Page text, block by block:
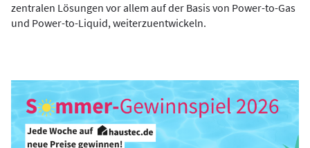
zentralen Lösungen vor allem auf der Basis von Power-to-Gas
und Power-to-Liquid, weiterzuentwickeln.